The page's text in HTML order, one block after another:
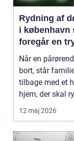
Rydning af
i københavn sådan
foregår en
effektiv
Når en
bort, står
tilbage med et
hjem, der skal
Møbler, per...
12 maj 2026